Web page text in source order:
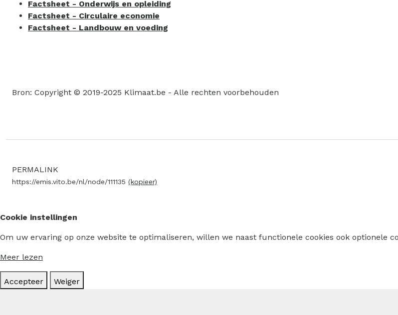
Factsheet - Onderwijs en opleiding
Factsheet - Circulaire economie
Factsheet - Landbouw en voeding
Bron: Copyright © 2019-2025 Klimaat.be - Alle rechten voorbehouden
PERMALINK
https://emis.vito.be/nl/node/111135 (kopieer)
Cookie instellingen
Om uw ervaring op onze website te optimaliseren, willen we naast functionele cookies ook optionele
Meer lezen
Accepteer Weiger